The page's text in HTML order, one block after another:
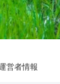
営者情報